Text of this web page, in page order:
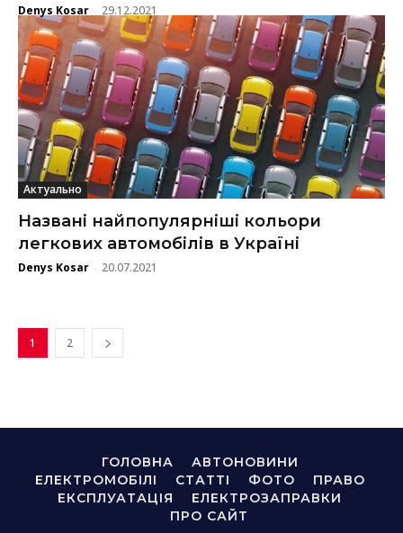
Denys Kosar - 29.12.2021
Актуально
Названі найпопулярніші кольори
легкових автомобілів в Україні
Denys Kosar - 20.07.2021
1 2
ГОЛОВНА
АВТОНОВИНИ
ЕЛЕКТРОМОБІЛІ
СТАТТІ ФОТО
ПРАВО
ЕКСПЛУАТАЦІЯ
ЕЛЕКТРОЗАПРАВКИ
ПРО САЙТ